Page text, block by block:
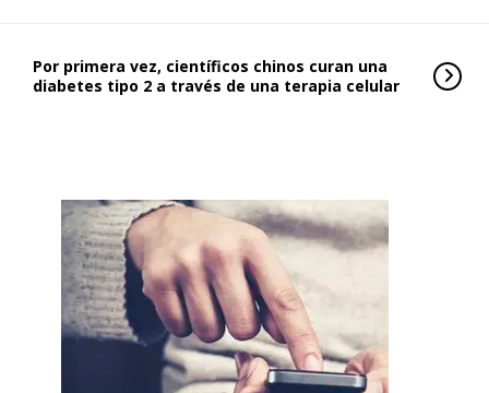
Por primera vez, científicos chinos curan una
diabetes tipo 2 a través de una terapia celular